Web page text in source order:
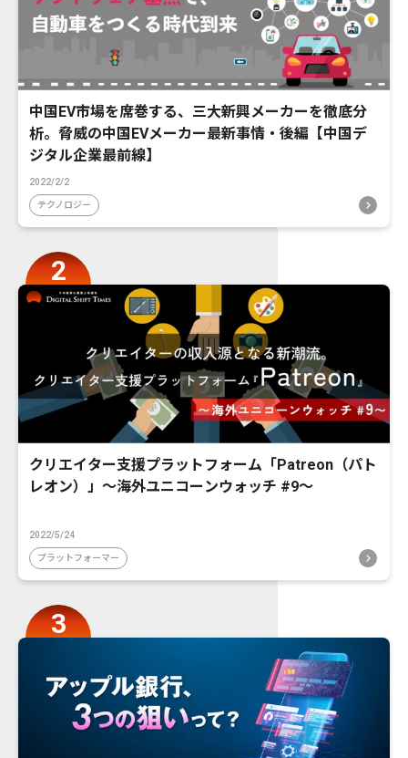
中国EV市場を席巻する、三大新興メーカーを徹底分
析。脅威の中国EVメーカー最新事情・後編【中国デ
ジタル企業最前線】
2022/2/2
テクノロジー
クリエイター支援プラットフォーム「Patreon（パト
レオン）」〜海外ユニコーンウォッチ #9〜
2022/5/24
プラットフォーマー